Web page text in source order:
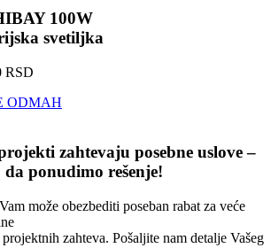
100W
svetiljka
RSD
ODMAH
zahtevaju posebne uslove –
da ponudimo rešenje!
može obezbediti poseban rabat za veće
zahteva. Pošaljite nam detalje Vašeg